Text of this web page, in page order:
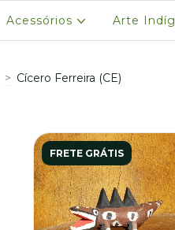
Acessórios Arte
> Cícero Ferreira (CE)
FRETE GRÁTIS